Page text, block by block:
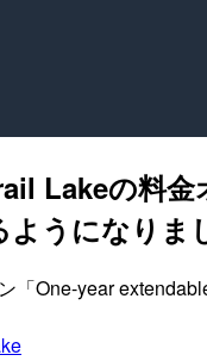
Lakeの料
ようになりま
「One-year